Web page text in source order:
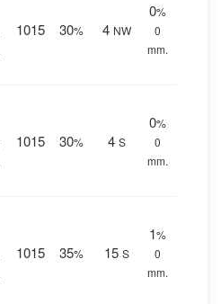
1015 30% 4 NW
0%
0
mm.
1015 30% 4 S
0%
0
mm.
1015 35% 15 S
1%
0
mm.